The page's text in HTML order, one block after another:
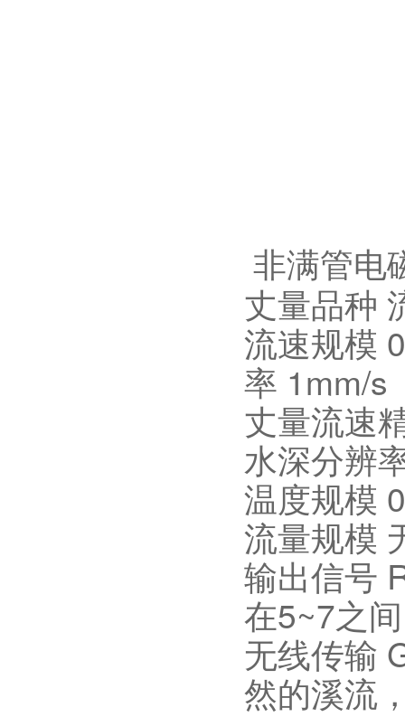
非满管电
丈量品种
流速规模
率 1mm/s
丈量流速
水深分辨
温度规
流量规模
输出信号
在5~7之
无线传输
然的溪流